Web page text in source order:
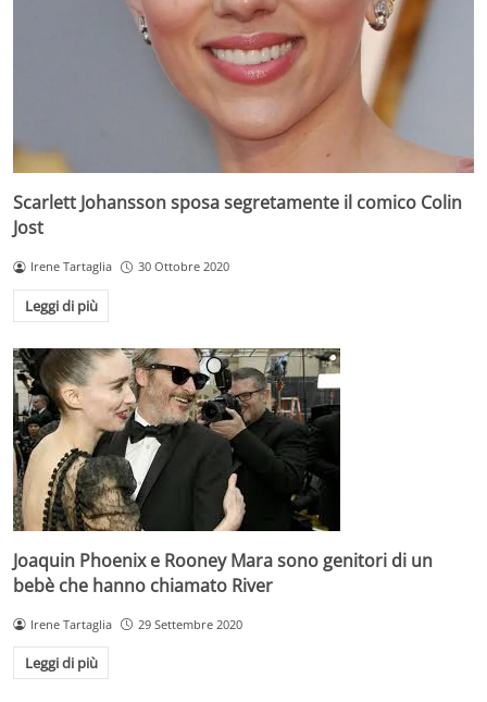
Scarlett Johansson sposa segretamente il comico Colin
Jost
Irene Tartaglia 30 Ottobre 2020
Leggi di più
Joaquin Phoenix e Rooney Mara sono genitori di un
bebè che hanno chiamato River
Irene Tartaglia 29 Settembre 2020
Leggi di più